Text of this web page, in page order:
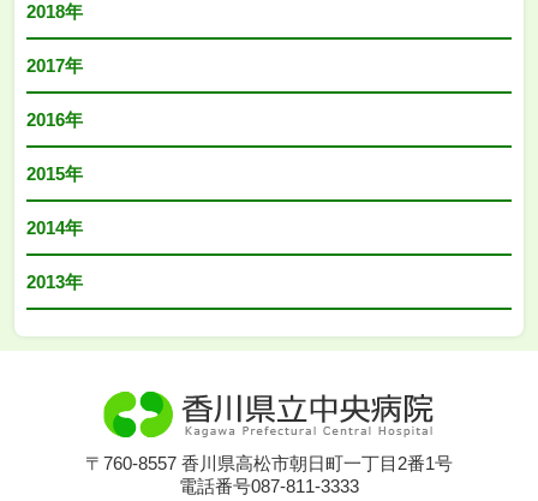
2018年
2017年
2016年
2015年
2014年
2013年
〒760-8557 香川県高松市朝日町一丁目2番1号
電話番号087-811-3333